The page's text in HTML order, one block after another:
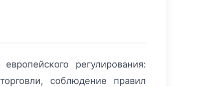
регулирования:
соблюдение правил